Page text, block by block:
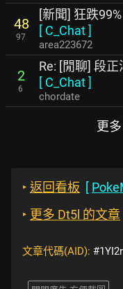
48
97
[新聞] 狂跌
[ C_Chat]
area223672
2
6
Re: [閒聊] 段
[ C_Chat]
chordate
更
‣ 返回看板 [
‣ 更多 Dt5l 的文章
文章代碼(AID):